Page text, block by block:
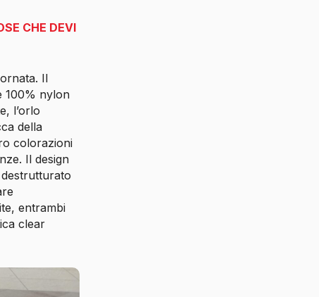
CHE DEVI
Il
100% nylon
l’orlo
della
colorazioni
Il design
entrambi
clear